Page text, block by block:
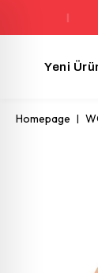
1.000
Yeni
Homepage